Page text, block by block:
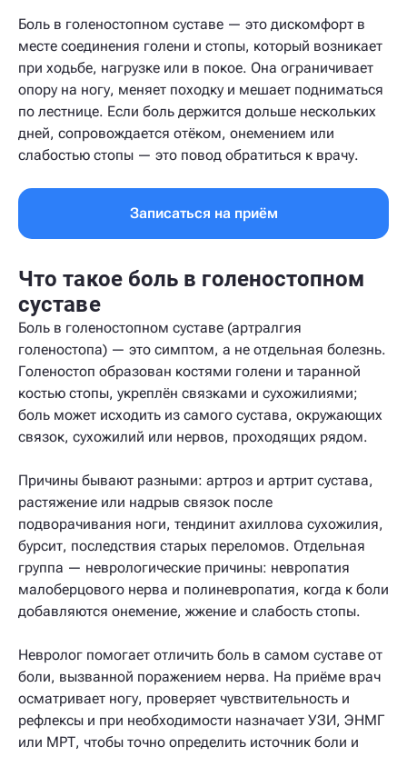
Боль в голеностопном суставе — это дискомфорт в
месте соединения голени и стопы, который возникает
при ходьбе, нагрузке или в покое. Она ограничивает
опору на ногу, меняет походку и мешает подниматься
по лестнице. Если боль держится дольше нескольких
дней, сопровождается отёком, онемением или
слабостью стопы — это повод обратиться к врачу.
Записаться на приём
Что такое боль в голеностопном
суставе
Боль в голеностопном суставе (артралгия
голеностопа) — это симптом, а не отдельная болезнь.
Голеностоп образован костями голени и таранной
костью стопы, укреплён связками и сухожилиями;
боль может исходить из самого сустава, окружающих
связок, сухожилий или нервов, проходящих рядом.
Причины бывают разными: артроз и артрит сустава,
растяжение или надрыв связок после
подворачивания ноги, тендинит ахиллова сухожилия,
бурсит, последствия старых переломов. Отдельная
группа — неврологические причины: невропатия
малоберцового нерва и полиневропатия, когда к боли
добавляются онемение, жжение и слабость стопы.
Невролог помогает отличить боль в самом суставе от
боли, вызванной поражением нерва. На приёме врач
осматривает ногу, проверяет чувствительность и
рефлексы и при необходимости назначает УЗИ, ЭНМГ
или МРТ, чтобы точно определить источник боли и